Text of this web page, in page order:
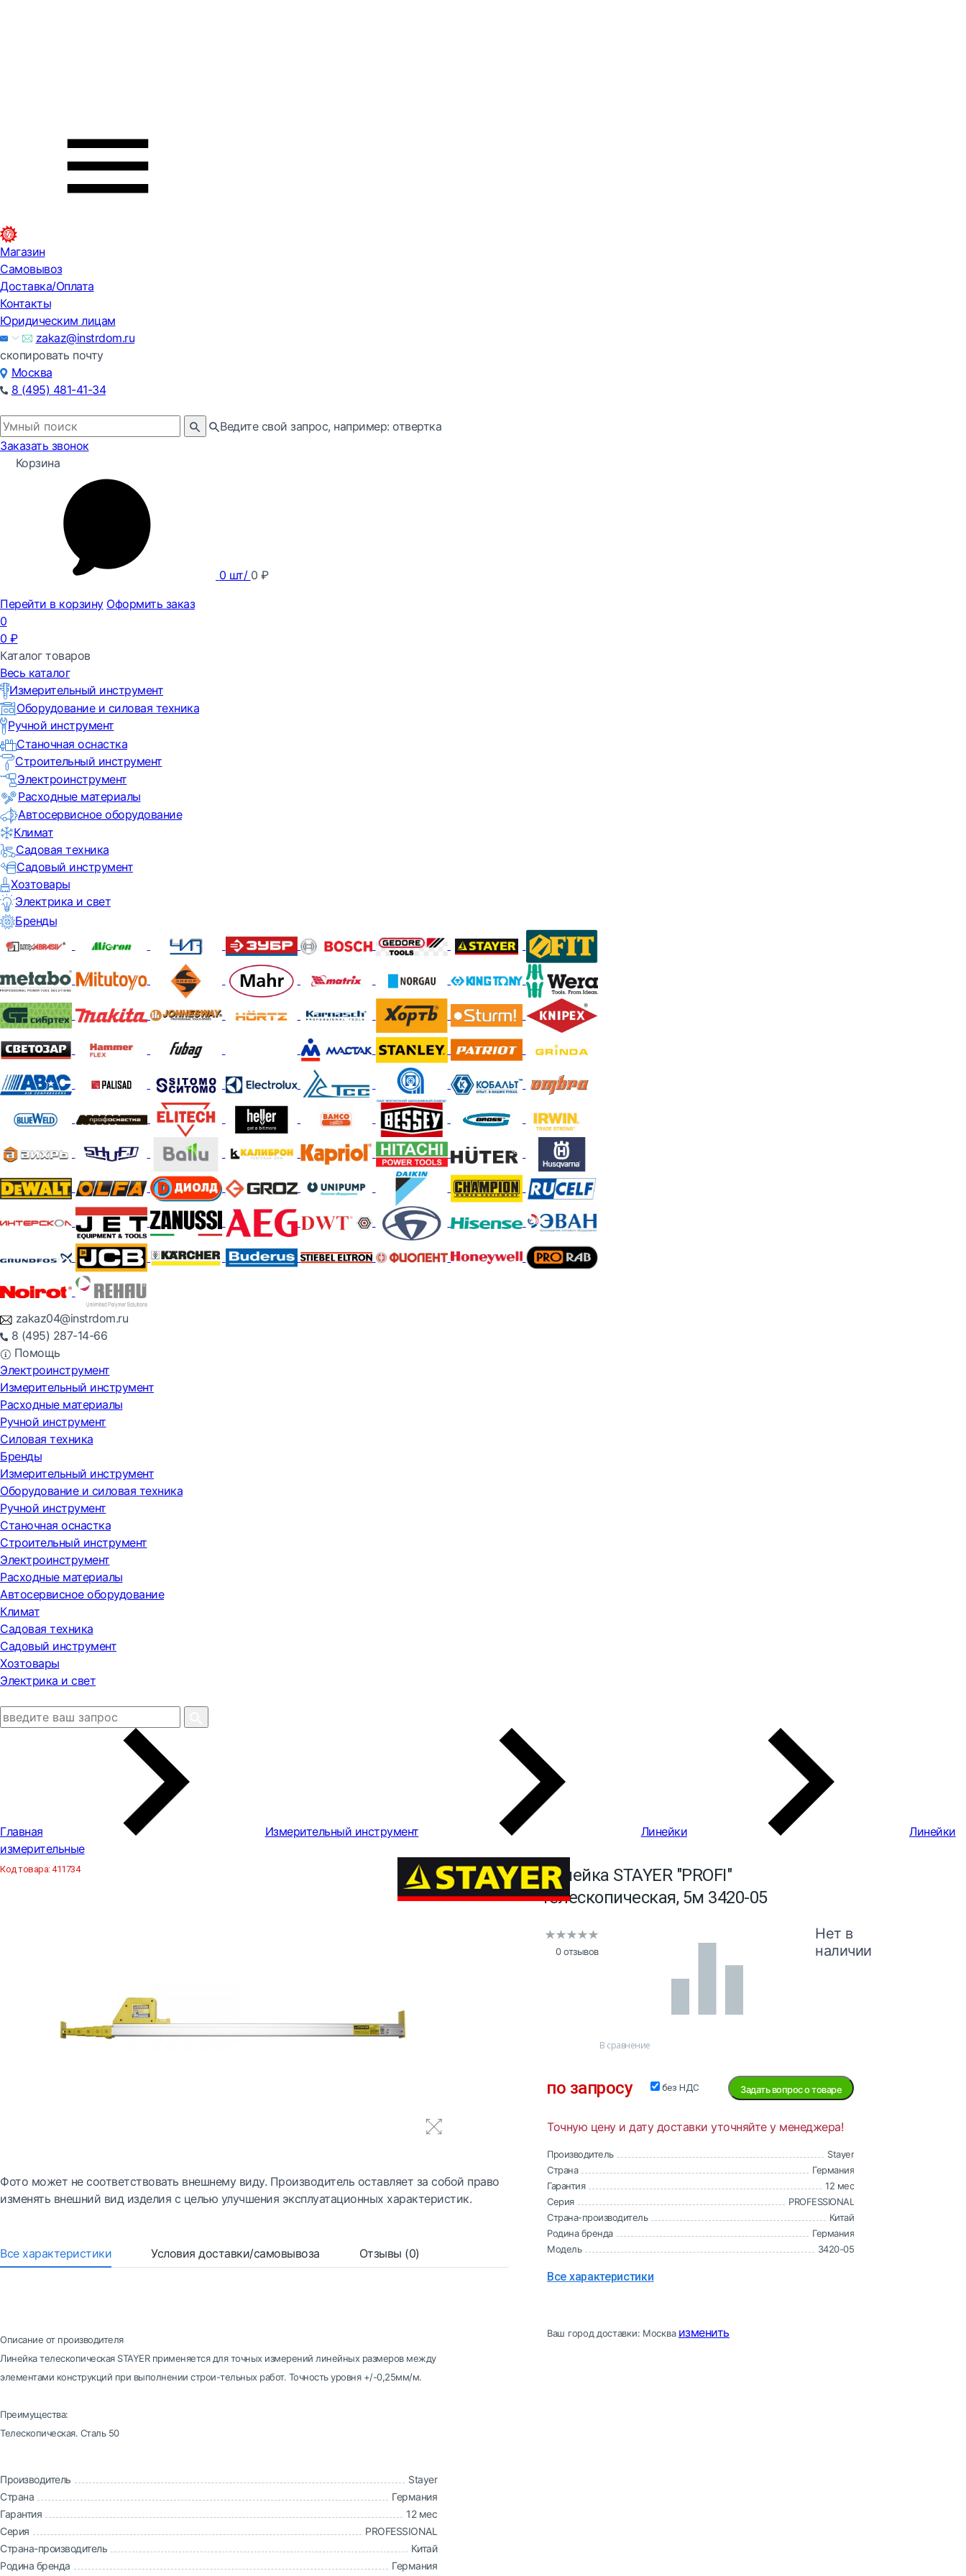
Магазин
Самовывоз
Доставка/Оплата
Контакты
Юридическим лицам
zakaz@instrdom.ru
скопировать почту
Москва
8 (495) 481-41-34
Ведите свой запрос, например: отвертка
Заказать звонок
Корзина
0 шт/ 0 ₽
Перейти в корзину Оформить заказ
0
0 ₽
Каталог товаров
Весь каталог
Измерительный инструмент
Оборудование и силовая техника
Ручной инструмент
Станочная оснастка
Строительный инструмент
Электроинструмент
Расходные материалы
Автосервисное оборудование
Климат
Садовая техника
Садовый инструмент
Хозтовары
Электрика и свет
Бренды
zakaz04@instrdom.ru
8 (495) 287-14-66
Помощь
Электроинструмент
Измерительный инструмент
Расходные материалы
Ручной инструмент
Силовая техника
Бренды
Измерительный инструмент
Оборудование и силовая техника
Ручной инструмент
Станочная оснастка
Строительный инструмент
Электроинструмент
Расходные материалы
Автосервисное оборудование
Климат
Садовая техника
Садовый инструмент
Хозтовары
Электрика и свет
Главная Измерительный инструмент Линейки
Линейки
измерительные
Код товара:411734
Фото может не соответствовать внешнему виду. Производитель оставляет за собой право
изменять внешний вид изделия с целью улучшения эксплуатационных характеристик.
Все характеристики Условия доставки/самовывоза Отзывы (0)
Описание от производителя
Линейка телескопическая STAYER применяется для точных измерений линейных размеров между
элементами конструкций при выполнении строи-тельных работ. Точность уровня +/-0,25мм/м.
Преимущества:
Телескопическая. Сталь 50
Производитель
Stayer
Страна
Германия
Гарантия
12 мес
Серия
PROFESSIONAL
Страна-производитель
Китай
Родина бренда
Германия
Линейка STAYER "PROFI"
телескопическая, 5м 3420-05
0 отзывов
В сравнение
Нет в
наличии
по запросу без НДС Задать вопрос о товаре
Точную цену и дату доставки уточняйте у менеджера!
Производитель
Stayer
Страна
Германия
Гарантия
12 мес
Серия
PROFESSIONAL
Страна-производитель
Китай
Родина бренда
Германия
Модель
3420-05
Все характеристики
Ваш город доставки: Москва изменить